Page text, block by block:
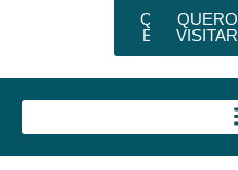
QUERO
EXPOR
QUERO
VISITAR